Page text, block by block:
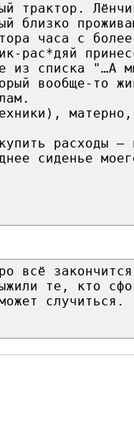
трактор.
близко
часа с
рас*дяй
из списка "…А
вообще-то
расходы —
сиденье
всё
те, кто
случиться.